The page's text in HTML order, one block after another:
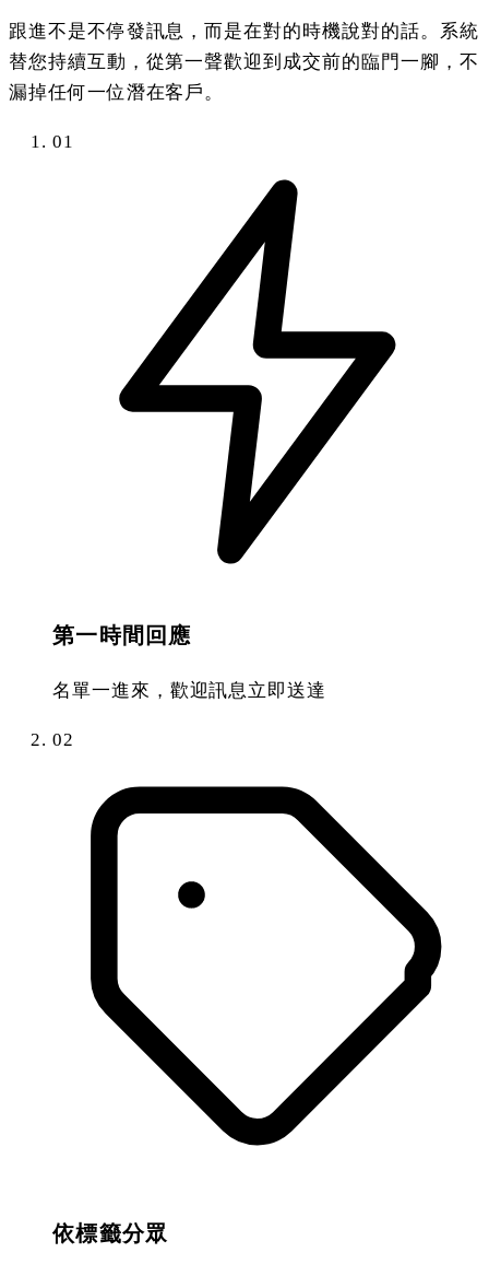
跟進不是不停發訊息，而是在對的時機說對的話。系統
替您持續互動，從第一聲歡迎到成交前的臨門一腳，不
漏掉任何一位潛在客戶。
01
第一時間回應
名單一進來，歡迎訊息立即送達
02
依標籤分眾